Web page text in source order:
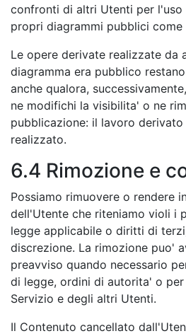
confronti di altri Utenti per l'uso
propri diagrammi pubblici come
Le opere derivate realizzate da
diagramma era pubblico
anche qualora,
ne modifichi la visibilita' o ne
pubblicazione: il lavoro
realizzato.
6.4 Rimozione e
Possiamo rimuovere o rendere
dell'Utente che riteniamo violi i
legge applicabile o diritti di
discrezione. La rimozione puo'
preavviso quando necessario
di legge, ordini di autorita' o
Servizio e degli altri Utenti.
Il Contenuto cancellato